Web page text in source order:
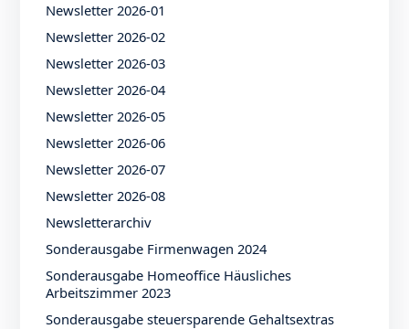
Newsletter 2026-01
Newsletter 2026-02
Newsletter 2026-03
Newsletter 2026-04
Newsletter 2026-05
Newsletter 2026-06
Newsletter 2026-07
Newsletter 2026-08
Newsletterarchiv
Sonderausgabe Firmenwagen 2024
Sonderausgabe Homeoffice Häusliches
Arbeitszimmer 2023
Sonderausgabe steuersparende Gehaltsextras